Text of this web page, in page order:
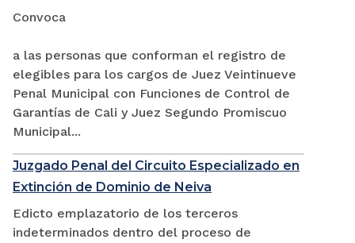
Convoca
a las personas que conforman el registro de
elegibles para los cargos de Juez Veintinueve
Penal Municipal con Funciones de Control de
Garantías de Cali y Juez Segundo Promiscuo
Municipal...
Juzgado Penal del Circuito Especializado en
Extinción de Dominio de Neiva
Edicto emplazatorio de los terceros
indeterminados dentro del proceso de